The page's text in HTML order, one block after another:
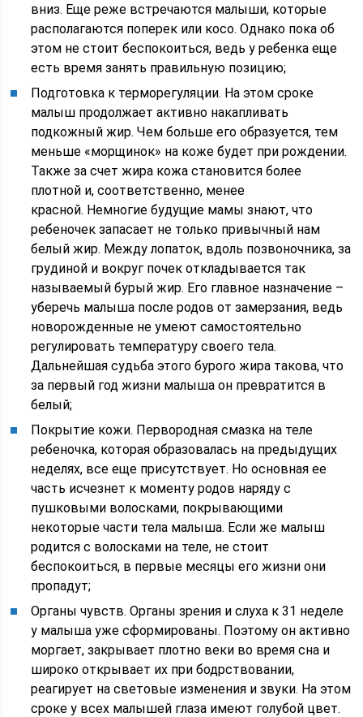
вниз. Еще реже встречаются малыши, которые
располагаются поперек или косо. Однако пока об
этом не стоит беспокоиться, ведь у ребенка еще
есть время занять правильную позицию;
Подготовка к терморегуляции. На этом сроке
малыш продолжает активно накапливать
подкожный жир. Чем больше его образуется, тем
меньше «морщинок» на коже будет при рождении.
Также за счет жира кожа становится более
плотной и, соответственно, менее
красной. Немногие будущие мамы знают, что
ребеночек запасает не только привычный нам
белый жир. Между лопаток, вдоль позвоночника, за
грудиной и вокруг почек откладывается так
называемый бурый жир. Его главное назначение –
уберечь малыша после родов от замерзания, ведь
новорожденные не умеют самостоятельно
регулировать температуру своего тела.
Дальнейшая судьба этого бурого жира такова, что
за первый год жизни малыша он превратится в
белый;
Покрытие кожи. Первородная смазка на теле
ребеночка, которая образовалась на предыдущих
неделях, все еще присутствует. Но основная ее
часть исчезнет к моменту родов наряду с
пушковыми волосками, покрывающими
некоторые части тела малыша. Если же малыш
родится с волосками на теле, не стоит
беспокоиться, в первые месяцы его жизни они
пропадут;
Органы чувств. Органы зрения и слуха к 31 неделе
у малыша уже сформированы. Поэтому он активно
моргает, закрывает плотно веки во время сна и
широко открывает их при бодрствовании,
реагирует на световые изменения и звуки. На этом
сроке у всех малышей глаза имеют голубой цвет.